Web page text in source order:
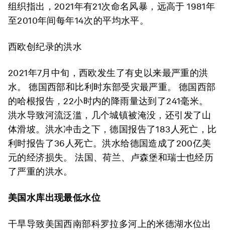
组织指出，2021年有21次命名风暴，远高于 1981年
至2010年间每年14次的平均水平。
西欧创纪录的洪水
2021年7月中旬，西欧发生了有史以来最严重的洪
水。 德国西部和比利时东部受灾最严重。 德国西部
的哈根报告，22小时内的降雨量达到了241毫米。
洪水导致河流泛滥，几个城镇被淹没，还引发了山
体滑坡。洪水冲击之下，德国报告了183人死亡，比
利时报告了36人死亡。洪水给德国造成了200亿美
元的经济损失。 法国、荷兰、卢森堡和瑞士也经历
了严重的洪水。
美国水库出现最低水位
干旱导致美国西南部科罗拉多河上的米德湖水位出